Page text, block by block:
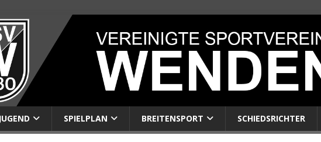
JUGEND SPIELPLAN BREITENSPORT SCHIEDSRICHTER